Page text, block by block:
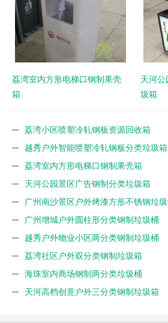
荔湾室内方形电梯口钢制果壳
箱
天河
圾箱
荔湾小区喷塑冷轧钢板资源回收箱
越秀户外智能喷塑冷轧钢板分类垃圾箱
荔湾室内方形电梯口钢制果壳箱
天河公园景区广告钢制分类垃圾箱
广州南沙景区户外烤漆方形不锈钢垃
广州增城户外圆柱形分类钢制垃圾桶
越秀户外物业小区两分类钢制垃圾桶
荔湾社区户外双分类钢制垃圾箱
海珠室内商场钢制两分类垃圾桶
天河高档创意户外三分类钢制垃圾箱